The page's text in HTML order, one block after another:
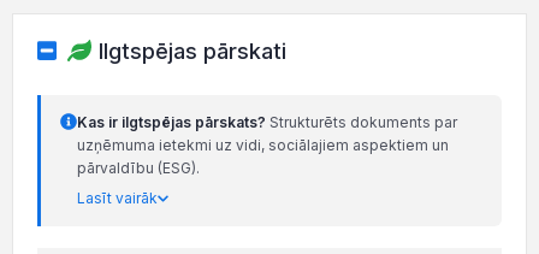
Ilgtspējas pārskati
Kas ir ilgtspējas pārskats? Strukturēts dokuments par
uzņēmuma ietekmi uz vidi, sociālajiem aspektiem un
pārvaldību (ESG).
Lasīt vairāk